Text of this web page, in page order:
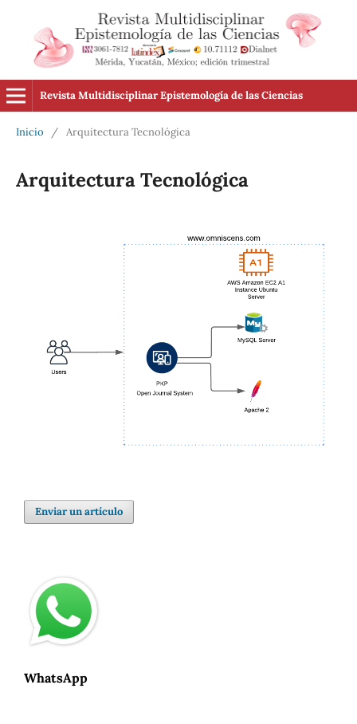
Revista Multidisciplinar Epistemología de las Ciencias
Inicio / Arquitectura Tecnológica
Arquitectura Tecnológica
Enviar un artículo
WhatsApp